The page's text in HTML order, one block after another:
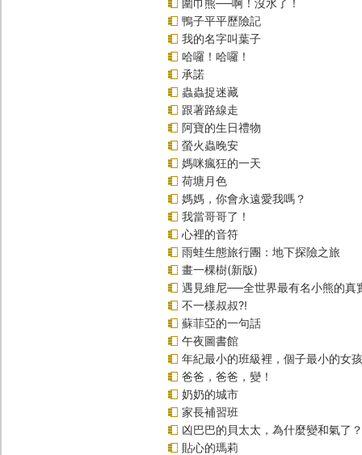
圍巾熊──啊！沒水了！
鴨子平平歷險記
我的名字叫葉子
哈囉！哈囉！
承諾
蟲蟲捉迷藏
跟著路線走
阿寶的生日禮物
螢火蟲晚安
媽咪瘋狂的一天
荷塘月色
媽媽，你會永遠愛我嗎？
我當哥哥了！
心裡的音符
雨蛙生態旅行團：地下探險之旅
畫一棵樹(新版)
遇見維尼──全世界最有名小熊的真
不一樣叔叔?!
蘇菲亞的一句話
午夜圖書館
年紀最小的班級裡，個子最小的女
爸爸，爸爸，變！
奶奶的城市
家長補習班
凶巴巴的貝太太，為什麼變和氣了？
貼心的瑪莉